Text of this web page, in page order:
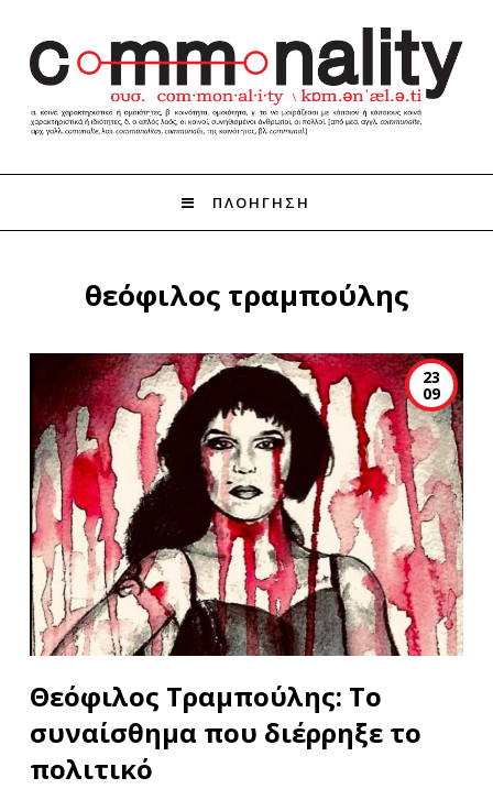
ΠΛΟΗΓΗΣΗ
θεόφιλος τραμπούλης
23
09
Θεόφιλος Τραμπούλης: Το
συναίσθημα που διέρρηξε το
πολιτικό